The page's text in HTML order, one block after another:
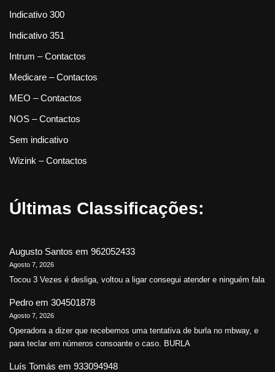
Indicativo 300
Indicativo 351
Intrum – Contactos
Medicare – Contactos
MEO – Contactos
NOS – Contactos
Sem indicativo
Wizink – Contactos
Últimas Classificações:
Augusto Santos em 962052433
Agosto 7, 2026
Tocou 3 Vezes é desliga, voltou a ligar consegui atender e ninguém fala
Pedro em 304501878
Agosto 7, 2026
Operadora a dizer que recebemos uma tentativa de burla no mbway, e
para teclar em números consoante o caso. BURLA
Luís Tomás em 933094948